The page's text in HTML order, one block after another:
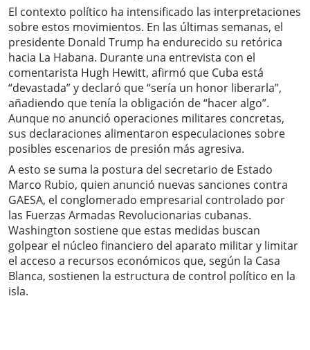
El contexto político ha intensificado las interpretaciones
sobre estos movimientos. En las últimas semanas, el
presidente Donald Trump ha endurecido su retórica
hacia La Habana. Durante una entrevista con el
comentarista Hugh Hewitt, afirmó que Cuba está
“devastada” y declaró que “sería un honor liberarla”,
añadiendo que tenía la obligación de “hacer algo”.
Aunque no anunció operaciones militares concretas,
sus declaraciones alimentaron especulaciones sobre
posibles escenarios de presión más agresiva.
A esto se suma la postura del secretario de Estado
Marco Rubio, quien anunció nuevas sanciones contra
GAESA, el conglomerado empresarial controlado por
las Fuerzas Armadas Revolucionarias cubanas.
Washington sostiene que estas medidas buscan
golpear el núcleo financiero del aparato militar y limitar
el acceso a recursos económicos que, según la Casa
Blanca, sostienen la estructura de control político en la
isla.